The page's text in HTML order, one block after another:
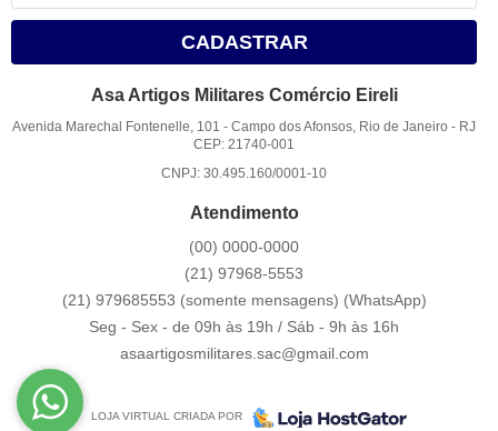
CADASTRAR
Asa Artigos Militares Comércio Eireli
Avenida Marechal Fontenelle, 101 -Campo dos Afonsos, Rio de Janeiro - RJ
CEP: 21740-001
CNPJ: 30.495.160/0001-10
Atendimento
(00) 0000-0000
(21) 97968-5553
(21) 979685553 (somente mensagens) (WhatsApp)
Seg - Sex - de 09h às 19h / Sáb - 9h às 16h
asaartigosmilitares.sac@gmail.com
LOJA VIRTUAL CRIADA POR